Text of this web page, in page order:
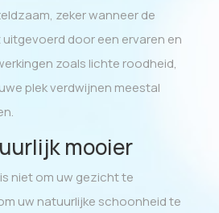
zeker wanneer de
door een ervaren en
zoals lichte roodheid,
plek verdwijnen meestal
mooier
niet om uw gezicht te
uw natuurlijke schoonheid te